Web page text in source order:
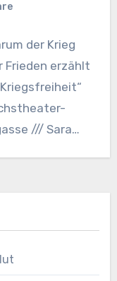
der Krieg
Frieden erzählt
/// Sara